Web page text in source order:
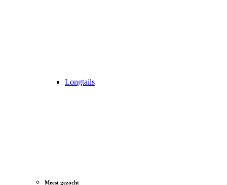
Longtails
Meest gezocht